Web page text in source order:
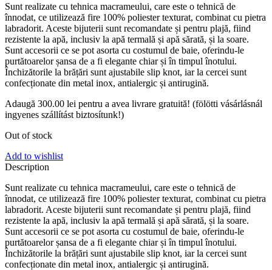
Sunt realizate cu tehnica macrameului, care este o tehnică de
înnodat, ce utilizează fire 100% poliester texturat, combinat cu pietra
labradorit. Aceste bijuterii sunt recomandate și pentru plajă, fiind
rezistente la apă, inclusiv la apă termală și apă sărată, și la soare.
Sunt accesorii ce se pot asorta cu costumul de baie, oferindu-le
purtătoarelor șansa de a fi elegante chiar și în timpul înotului.
Închizătorile la brățări sunt ajustabile slip knot, iar la cercei sunt
confecționate din metal inox, antialergic și antirugină.
Adaugă 300.00 lei pentru a avea livrare gratuită! (fölötti vásárlásnál
ingyenes szállítást biztosítunk!)
Out of stock
Add to wishlist
Description
Sunt realizate cu tehnica macrameului, care este o tehnică de
înnodat, ce utilizează fire 100% poliester texturat, combinat cu pietra
labradorit. Aceste bijuterii sunt recomandate și pentru plajă, fiind
rezistente la apă, inclusiv la apă termală și apă sărată, și la soare.
Sunt accesorii ce se pot asorta cu costumul de baie, oferindu-le
purtătoarelor șansa de a fi elegante chiar și în timpul înotului.
Închizătorile la brățări sunt ajustabile slip knot, iar la cercei sunt
confecționate din metal inox, antialergic și antirugină.